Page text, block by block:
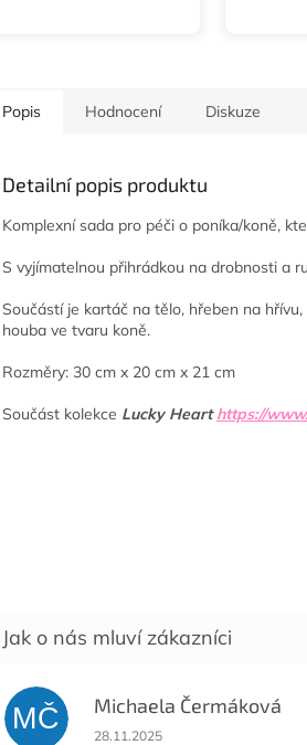
Popis Hodnocení Diskuze
Detailní popis produktu
Komplexní sada pro péči o poníka/koně,
S vyjímatelnou přihrádkou na drobnosti a
Součástí je kartáč na tělo, hřeben na
houba ve tvaru koně.
Rozměry: 30 cm x 20 cm x 21 cm
Součást kolekce Lucky Hearthttps://
MČ Michaela Čermáková
Hodnocení obchodu je 5 z 5
28.11.2025